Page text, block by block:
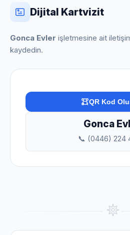
Dijital Kartvizit
Gonca Evler işletmesine ait
kaydedin.
QR Kod
Gonca
📞 (0446) 224